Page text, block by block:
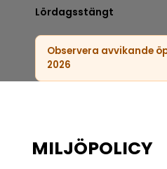
Lördagsstängt
Observera avvikande
2026
MILJÖPOLICY